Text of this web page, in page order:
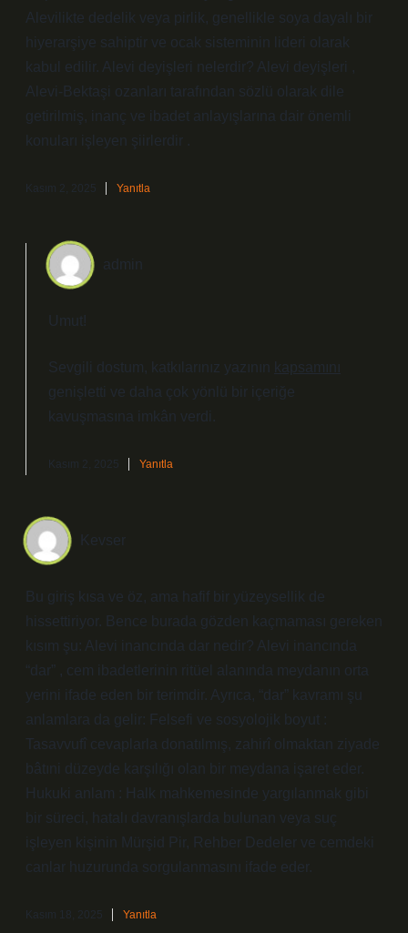
Alevilikte dedelik veya pirlik, genellikle soya dayalı bir
hiyerarşiye sahiptir ve ocak sisteminin lideri olarak
kabul edilir. Alevi deyişleri nelerdir? Alevi deyişleri ,
Alevi-Bektaşi ozanları tarafından sözlü olarak dile
getirilmiş, inanç ve ibadet anlayışlarına dair önemli
konuları işleyen şiirlerdir .
Kasım 2, 2025 Yanıtla
admin
Umut!
Sevgili dostum, katkılarınız yazının kapsamını
genişletti ve daha çok yönlü
bir içeriğe
kavuşmasına imkân verdi.
Kasım 2, 2025 Yanıtla
Kevser
Bu giriş kısa ve öz, ama hafif bir yüzeysellik de
hissettiriyor. Bence burada gözden kaçmaması gereken
kısım şu: Alevi inancında dar nedir? Alevi inancında
“dar” , cem ibadetlerinin ritüel alanında meydanın orta
yerini ifade eden bir terimdir. Ayrıca, “dar” kavramı şu
anlamlara da gelir: Felsefi ve sosyolojik boyut :
Tasavvufî cevaplarla donatılmış, zahirî olmaktan ziyade
bâtıni düzeyde karşılığı olan bir meydana işaret eder.
Hukuki anlam : Halk mahkemesinde yargılanmak gibi
bir süreci, hatalı davranışlarda bulunan veya suç
işleyen kişinin Mürşid Pir, Rehber Dedeler ve cemdeki
canlar huzurunda sorgulanmasını ifade eder.
Kasım 18, 2025 Yanıtla